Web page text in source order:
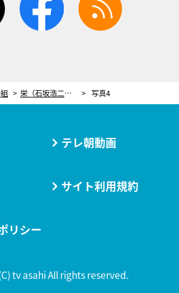
栄（石坂浩二）、“芸能界のドン”の死に立ち会う【『やすらぎの郷』第25週おさらい】 写真4
テレ朝動画
サイト利用規約
リシー
tv asahi All rights reserved.